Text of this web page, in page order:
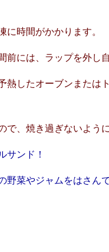
に時間がかかります。
には、ラップを外し自
熱したオーブンまた
、焼き過ぎないよう
サンド！
菜やジャムをはさん